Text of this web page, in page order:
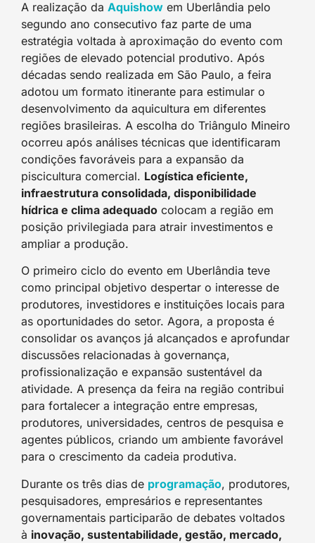
A realização da Aquishow em Uberlândia pelo
segundo ano consecutivo faz parte de uma
estratégia voltada à aproximação do evento com
regiões de elevado potencial produtivo. Após
décadas sendo realizada em São Paulo, a feira
adotou um formato itinerante para estimular o
desenvolvimento da aquicultura em diferentes
regiões brasileiras. A escolha do Triângulo Mineiro
ocorreu após análises técnicas que identificaram
condições favoráveis para a expansão da
piscicultura comercial. Logística eficiente,
infraestrutura consolidada, disponibilidade
hídrica e clima adequado colocam a região em
posição privilegiada para atrair investimentos e
ampliar a produção.
O primeiro ciclo do evento em Uberlândia teve
como principal objetivo despertar o interesse de
produtores, investidores e instituições locais para
as oportunidades do setor. Agora, a proposta é
consolidar os avanços já alcançados e aprofundar
discussões relacionadas à governança,
profissionalização e expansão sustentável da
atividade. A presença da feira na região contribui
para fortalecer a integração entre empresas,
produtores, universidades, centros de pesquisa e
agentes públicos, criando um ambiente favorável
para o crescimento da cadeia produtiva.
Durante os três dias de programação, produtores,
pesquisadores, empresários e representantes
governamentais participarão de debates voltados
à inovação, sustentabilidade, gestão, mercado,